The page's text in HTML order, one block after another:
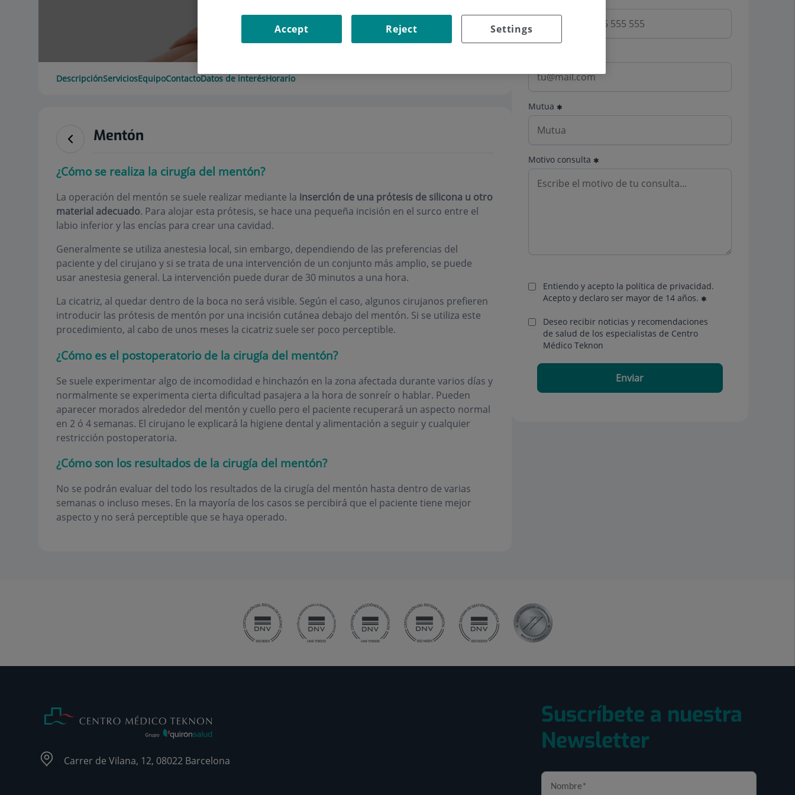
DescripciónServiciosEquipoContactoDatos de interésHorario
Mentón
¿Cómo se realiza la cirugía del mentón?
La operación del mentón se suele realizar mediante la inserción de una prótesis de silicona u otro
material adecuado. Para alojar esta prótesis, se hace una pequeña incisión en el surco entre el
labio inferior y las encías para crear una cavidad.
Generalmente se utiliza anestesia local, sin embargo, dependiendo de las preferencias del
paciente y del cirujano y si se trata de una intervención de un conjunto más amplio, se puede
usar anestesia general. La intervención puede durar de 30 minutos a una hora.
La cicatriz, al quedar dentro de la boca no será visible. Según el caso, algunos cirujanos prefieren
introducir las prótesis de mentón por una incisión cutánea debajo del mentón. Si se utiliza este
procedimiento, al cabo de unos meses la cicatriz suele ser poco perceptible.
¿Cómo es el postoperatorio de la cirugía del mentón?
Se suele experimentar algo de incomodidad e hinchazón en la zona afectada durante varios días y
normalmente se experimenta cierta dificultad pasajera a la hora de sonreír o hablar. Pueden
aparecer morados alrededor del mentón y cuello pero el paciente recuperará un aspecto normal
en 2 ó 4 semanas. El cirujano le explicará la higiene dental y alimentación a seguir y cualquier
restricción postoperatoria.
¿Cómo son los resultados de la cirugía del mentón?
No se podrán evaluar del todo los resultados de la cirugía del mentón hasta dentro de varias
semanas o incluso meses. En la mayoría de los casos se percibirá que el paciente tiene mejor
aspecto y no será perceptible que se haya operado.
Mutua
Motivo consulta
Entiendo y acepto la política de privacidad.
Acepto y declaro ser mayor de 14 años.
Deseo recibir noticias y recomendaciones
de salud de los especialistas de Centro
Médico Teknon
Enviar
Carrer de Vilana, 12, 08022 Barcelona
Suscríbete a nuestra
Newsletter
Settings
Reject
Accept